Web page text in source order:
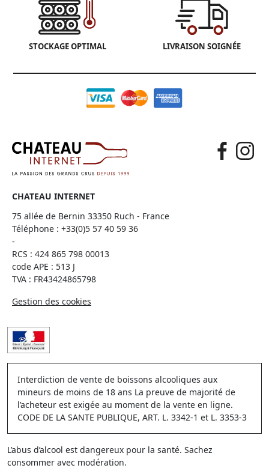
STOCKAGE OPTIMAL LIVRAISON SOIGNÉE
CHATEAU INTERNET
75 allée de Bernin 33350 Ruch - France
Téléphone : +33(0)5 57 40 59 36
-
RCS : 424 865 798 00013
code APE : 513 J
TVA : FR43424865798
Gestion des cookies
Interdiction de vente de boissons alcooliques aux
mineurs de moins de 18 ans La preuve de majorité de
l’acheteur est exigée au moment de la vente en ligne.
CODE DE LA SANTE PUBLIQUE, ART. L. 3342-1 et L. 3353-3
L’abus d’alcool est dangereux pour la santé. Sachez
consommer avec modération.